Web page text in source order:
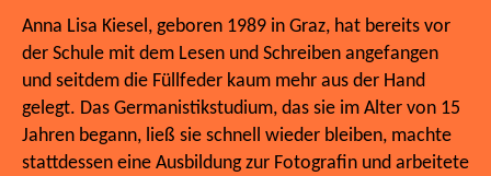
Anna Lisa Kiesel, geboren 1989 in Graz, hat bereits vor
der Schule mit dem Lesen und Schreiben angefangen
und seitdem die Füllfeder kaum mehr aus der Hand
gelegt. Das Germanistikstudium, das sie im Alter von 15
Jahren begann, ließ sie schnell wieder bleiben, machte
stattdessen eine Ausbildung zur Fotografin und arbeitete